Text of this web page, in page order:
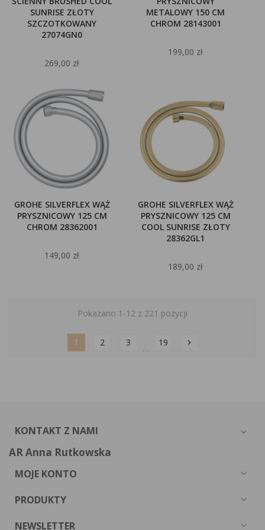
SUNRISE ZŁOTY
SZCZOTKOWANY
27074GN0
269,00 zł
METALOWY 150 CM
CHROM 28143001
199,00 zł
GROHE SILVERFLEX WĄŻ
PRYSZNICOWY 125 CM
CHROM 28362001
149,00 zł
GROHE SILVERFLEX WĄŻ
PRYSZNICOWY 125 CM
COOL SUNRISE ZŁOTY
28362GL1
189,00 zł
Pokazano 1-12 z 221 pozycji
1 2 3
…
19 chevron_right
KONTAKT Z NAMI expand_more
AR Anna Rutkowska
MOJE KONTO expand_more
PRODUKTY expand_more
NEWSLETTER expand_more